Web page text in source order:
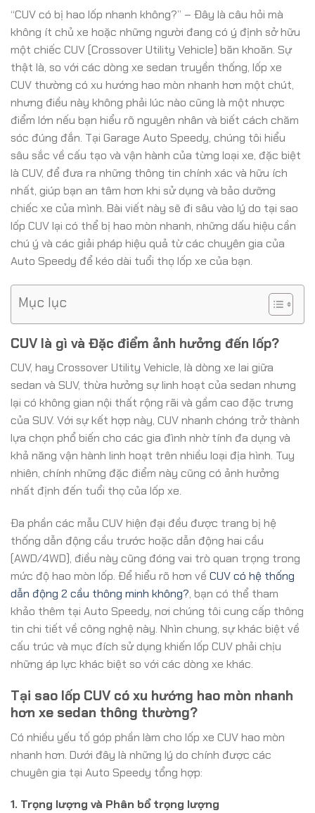
“CUV có bị hao lốp nhanh không?” – Đây là câu hỏi mà
không ít chủ xe hoặc những người đang có ý định sở hữu
một chiếc CUV (Crossover Utility Vehicle) băn khoăn. Sự
thật là, so với các dòng xe sedan truyền thống, lốp xe
CUV thường có xu hướng hao mòn nhanh hơn một chút,
nhưng điều này không phải lúc nào cũng là một nhược
điểm lớn nếu bạn hiểu rõ nguyên nhân và biết cách chăm
sóc đúng đắn. Tại Garage Auto Speedy, chúng tôi hiểu
sâu sắc về cấu tạo và vận hành của từng loại xe, đặc biệt
là CUV, để đưa ra những thông tin chính xác và hữu ích
nhất, giúp bạn an tâm hơn khi sử dụng và bảo dưỡng
chiếc xe của mình. Bài viết này sẽ đi sâu vào lý do tại sao
lốp CUV lại có thể bị hao mòn nhanh, những dấu hiệu cần
chú ý và các giải pháp hiệu quả từ các chuyên gia của
Auto Speedy để kéo dài tuổi thọ lốp xe của bạn.
Mục lục
CUV là gì và Đặc điểm ảnh hưởng đến lốp?
CUV, hay Crossover Utility Vehicle, là dòng xe lai giữa
sedan và SUV, thừa hưởng sự linh hoạt của sedan nhưng
lại có không gian nội thất rộng rãi và gầm cao đặc trưng
của SUV. Với sự kết hợp này, CUV nhanh chóng trở thành
lựa chọn phổ biến cho các gia đình nhờ tính đa dụng và
khả năng vận hành linh hoạt trên nhiều loại địa hình. Tuy
nhiên, chính những đặc điểm này cũng có ảnh hưởng
nhất định đến tuổi thọ của lốp xe.
Đa phần các mẫu CUV hiện đại đều được trang bị hệ
thống dẫn động cầu trước hoặc dẫn động hai cầu
(AWD/4WD), điều này cũng đóng vai trò quan trọng trong
mức độ hao mòn lốp. Để hiểu rõ hơn về CUV có hệ thống
dẫn động 2 cầu thông minh không?, bạn có thể tham
khảo thêm tại Auto Speedy, nơi chúng tôi cung cấp thông
tin chi tiết về công nghệ này. Nhìn chung, sự khác biệt về
cấu trúc và mục đích sử dụng khiến lốp CUV phải chịu
những áp lực khác biệt so với các dòng xe khác.
Tại sao lốp CUV có xu hướng hao mòn nhanh
hơn xe sedan thông thường?
Có nhiều yếu tố góp phần làm cho lốp xe CUV hao mòn
nhanh hơn. Dưới đây là những lý do chính được các
chuyên gia tại Auto Speedy tổng hợp:
1. Trọng lượng và Phân bổ trọng lượng